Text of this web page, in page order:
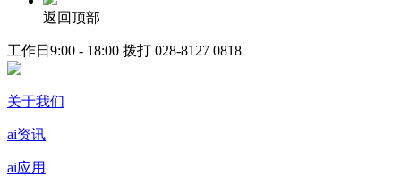
返回顶部
工作日9:00 - 18:00 拨打 028-8127 0818
关于我们
ai资讯
ai应用